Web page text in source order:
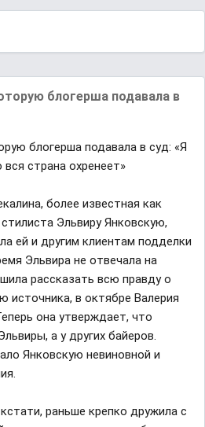
блогерша подавала в
блогерша подавала в суд: «Я
страна охренеет»
более известная как
Эльвиру Янковскую,
ей и другим клиентам подделки
Эльвира не отвечала на
рассказать всю правду о
источника, в октябре Валерия
она утверждает, что
а у других байеров.
Янковскую невиновной и
раньше крепко дружила с